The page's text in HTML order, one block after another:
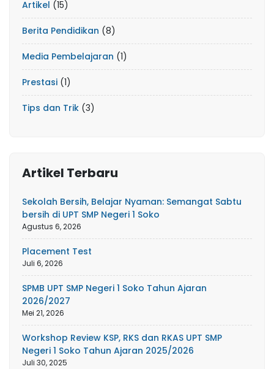
Artikel (15)
Berita Pendidikan (8)
Media Pembelajaran (1)
Prestasi (1)
Tips dan Trik (3)
Artikel Terbaru
Sekolah Bersih, Belajar Nyaman: Semangat Sabtu
bersih di UPT SMP Negeri 1 Soko
Agustus 6, 2026
Placement Test
Juli 6, 2026
SPMB UPT SMP Negeri 1 Soko Tahun Ajaran
2026/2027
Mei 21, 2026
Workshop Review KSP, RKS dan RKAS UPT SMP
Negeri 1 Soko Tahun Ajaran 2025/2026
Juli 30, 2025